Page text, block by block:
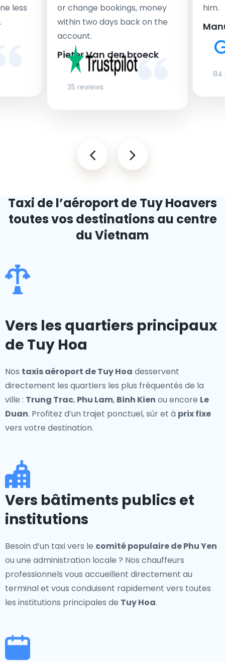
less
or change bookings, money
within two days back on the
account.
Pieter Van den broeck
35 reviews
him.
84
Taxi de l’aéroport de Tuy Hoavers
toutes vos destinations au centre
du Vietnam
Vers les quartiers principaux
de Tuy Hoa
Nos taxis aéroport de Tuy Hoa desservent
directement les quartiers les plus fréquentés de la
ville : Trung Trac, Phu Lam, Binh Kien ou encore Le
Duan. Profitez d’un trajet ponctuel, sûr et à prix fixe
vers votre destination.
Vers bâtiments publics et
institutions
Besoin d’un taxi vers le comité populaire de Phu Yen
ou une administration locale ? Nos chauffeurs
professionnels vous accueillent directement au
terminal et vous conduisent rapidement vers toutes
les institutions principales de Tuy Hoa.